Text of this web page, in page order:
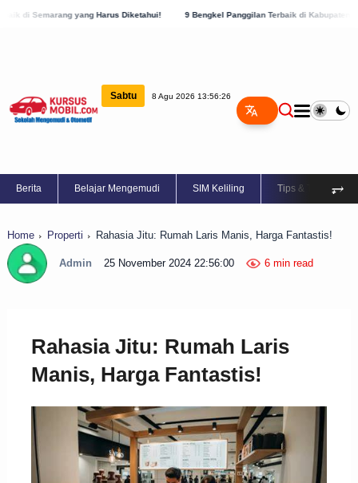
Harus Diketahui! 9 Bengkel Panggilan Terbaik di Kabupaten Semarang, Cek
Sabtu 8 Agu 2026 13:56:27
Berita Belajar Mengemudi SIM Keliling Tips & Trik ⥅
Home Properti Rahasia Jitu: Rumah Laris Manis, Harga Fantastis!
Admin 25 November 2024 22:56:00 6 min read
Rahasia Jitu: Rumah Laris
Manis, Harga Fantastis!